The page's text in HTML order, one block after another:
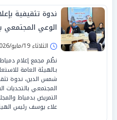
ندوة تثقيفية
الوعي المجتمعي
الثلاثاء 19/مايو/2026 - 06:35 م
نظّم مجمع إعلام دمياط
بـالهيئة العامة
شمس الدين، ندوة
المجتمعي بالتحديات
التمريض بدمياط
علاء يوسف رئيس